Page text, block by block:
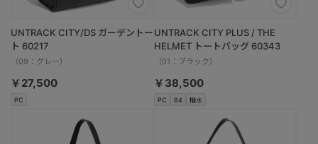
PC
UNTRACK CITY/DS ガーデントー
ト 60217
（09：グレー）
￥27,500
PC B4 撥水
UNTRACK CITY PLUS / THE
HELMET トートバッグ 60343
（01：ブラック）
￥38,500